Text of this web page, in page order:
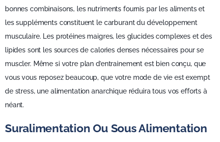
bonnes combinaisons, les nutriments fournis par les aliments et
les suppléments constituent le carburant du développement
musculaire. Les protéines maigres, les glucides complexes et des
lipides sont les sources de calories denses nécessaires pour se
muscler. Même si votre plan d’entrainement est bien conçu, que
vous vous reposez beaucoup, que votre mode de vie est exempt
de stress, une alimentation anarchique réduira tous vos efforts à
néant.
Suralimentation Ou Sous Alimentation